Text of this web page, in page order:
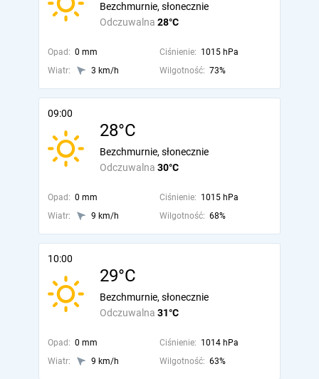
Odczuwalna 28°C
Bezchmurnie, słonecznie
Opad: 0 mm Ciśnienie: 1015 hPa
Wiatr:
3 km/h Wilgotność: 73%
09:00
28°C
Odczuwalna 30°C
Bezchmurnie, słonecznie
Opad: 0 mm Ciśnienie: 1015 hPa
Wiatr:
9 km/h Wilgotność: 68%
10:00
29°C
Odczuwalna 31°C
Bezchmurnie, słonecznie
Opad: 0 mm Ciśnienie: 1014 hPa
Wiatr:
9 km/h Wilgotność: 63%